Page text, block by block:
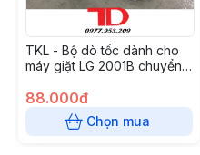
TKL - Bộ dò tốc dành cho
máy giặt LG 2001B chuyển
88.000đ
Chọn mua